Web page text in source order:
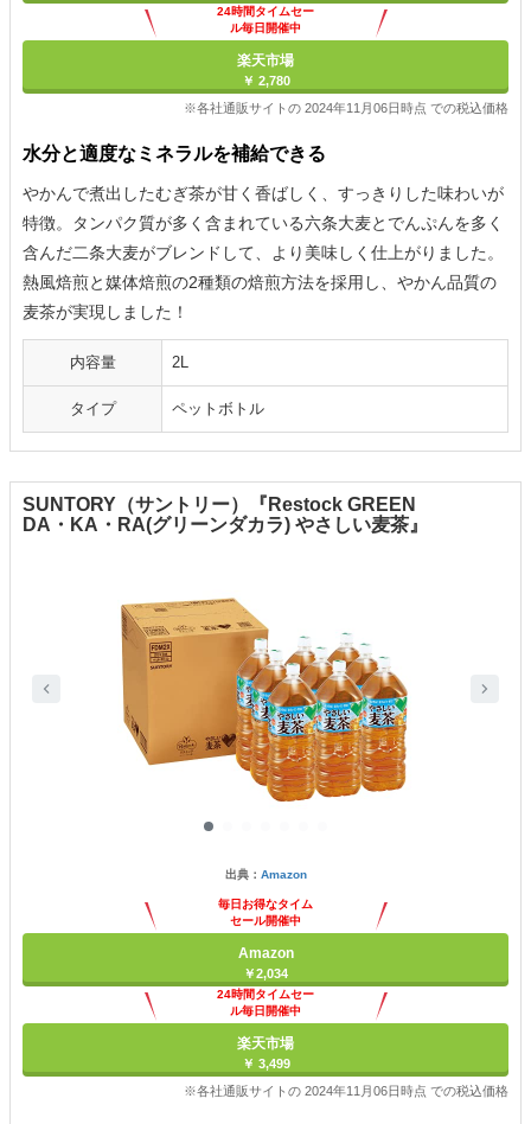
24時間タイムセー
ル毎日開催中
楽天市場
￥ 2,780
※各社通販サイトの 2024年11月06日時点 での税込価格
水分と適度なミネラルを補給できる
やかんで煮出したむぎ茶が甘く香ばしく、すっきりした味わいが
特徴。タンパク質が多く含まれている六条大麦とでんぷんを多く
含んだ二条大麦がブレンドして、より美味しく仕上がりました。
熱風焙煎と媒体焙煎の2種類の焙煎方法を採用し、やかん品質の
麦茶が実現しました！
内容量 2L
タイプ ペットボトル
SUNTORY（サントリー）『Restock GREEN
DA・KA・RA(グリーンダカラ) やさしい麦茶』
出典： Amazon
毎日お得なタイム
セール開催中
Amazon
￥2,034
24時間タイムセー
ル毎日開催中
楽天市場
￥ 3,499
※各社通販サイトの 2024年11月06日時点 での税込価格